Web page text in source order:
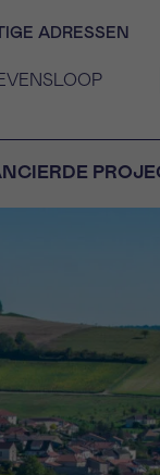
ADRESSEN
Bevestiging